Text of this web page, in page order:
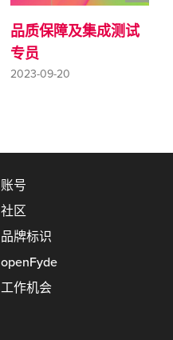
品质保障及集成测试
专员
2023-09-20
账号
社区
品牌标识
openFyde
工作机会